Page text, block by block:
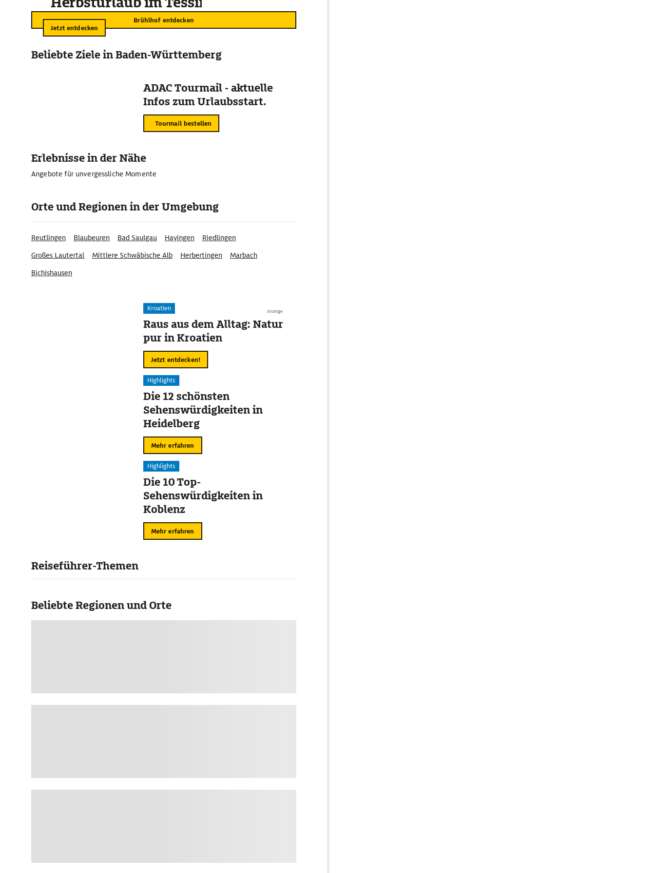
Brühlhof entdecken
Jetzt entdecken
Beliebte Ziele in Baden-Württemberg
ADAC Tourmail - aktuelle
Infos zum Urlaubsstart.
Tourmail bestellen
Erlebnisse in der Nähe
Angebote für unvergessliche Momente
Orte und Regionen in der Umgebung
Reutlingen Blaubeuren Bad Saulgau Hayingen
Riedlingen
Großes Lautertal
Mittlere Schwäbische Alb Herbertingen
Marbach
Bichishausen
Anzeige
Kroatien
Raus aus dem Alltag: Natur
pur in Kroatien
Jetzt entdecken!
Highlights
Die 12 schönsten
Sehenswürdigkeiten in
Heidelberg
Mehr erfahren
Highlights
Die 10 Top-
Sehenswürdigkeiten in
Koblenz
Mehr erfahren
Reiseführer-Themen
Beliebte Regionen und Orte